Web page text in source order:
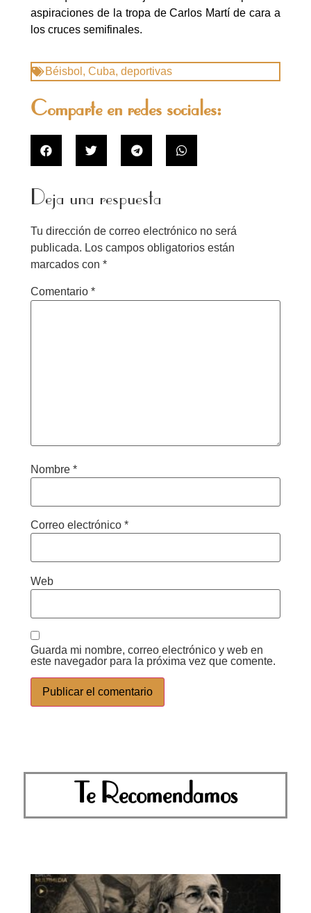
aspiraciones de la tropa de Carlos Martí de cara a
los cruces semifinales.
Béisbol , Cuba, deportivas
Comparte en redes sociales:
Deja una respuesta
Tu dirección de correo electrónico no será
publicada. Los campos obligatorios están
marcados con *
Comentario *
Nombre *
Correo electrónico *
Web
Guarda mi nombre, correo electrónico y web en
este navegador para la próxima vez que comente.
Te Recomendamos